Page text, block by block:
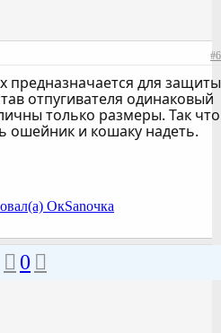
#6
для защиты
отпугивателя одинаковый
только размеры. Так что
ошейник и кошаку надеть.
ОкSanoчка
0